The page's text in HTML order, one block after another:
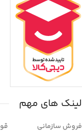
لینک های مهم
فروش سازمانی